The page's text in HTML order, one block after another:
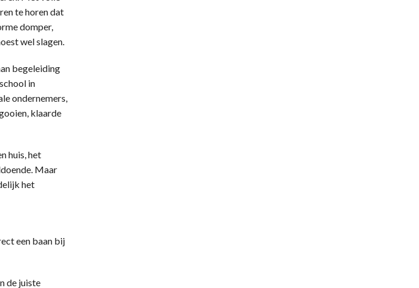
te horen dat
domper,
wel slagen.
begeleiding
in
ondernemers,
klaarde
huis, het
Maar
het
een baan bij
de juiste